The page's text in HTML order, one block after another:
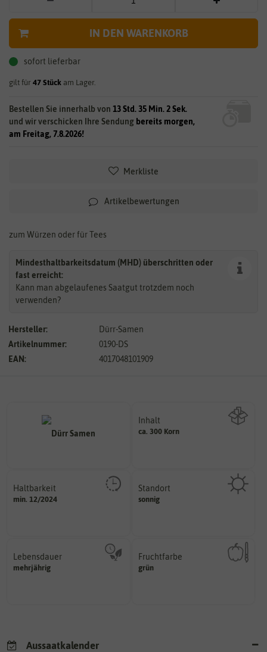
IN DEN WARENKORB
sofort lieferbar
gilt für 47 Stück am Lager.
Bestellen Sie innerhalb von 13 Std. 35 Min. 2 Sek.
und wir verschicken Ihre Sendung bereits morgen,
am Freitag, 7.8.2026!
Merkliste
Artikelbewertungen
zum Würzen oder für Tees
Mindesthaltbarkeitsdatum (MHD) überschritten oder
fast erreicht:
Kann man abgelaufenes Saatgut trotzdem noch
verwenden?
Hersteller:
Dürr-Samen
Artikelnummer:
0190-DS
EAN:
4017048101909
Inhalt
ca. 300 KornWie viel ist enthalten
Haltbarkeit
min. 12/2024
und Pflanzgut sehr gut keimen
sollte.
Standort
sonnig
Pflanze? (schattig, halbschattig,
sonnig, vollsonnig)
Lebensdauer
mehrjährig
einjährig, zweijährig oder
mehrjährig.
Fruchtfarbe
grün
sie nach dem Reifungsprozess
hat.
Aussaatkalender